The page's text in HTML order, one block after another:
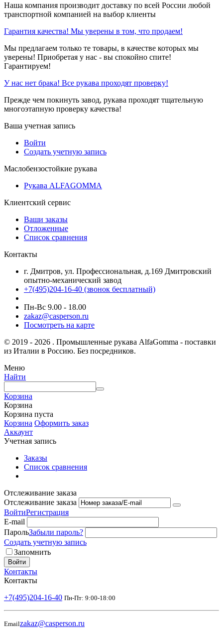
Наша компания производит доставку по всей России любой
транспортной компанией на выбор клиенты
Гарантия качества! Мы уверены в том, что продаем!
Мы предлагаем только те товары, в качестве которых мы
уверены! Приобретая у нас - вы спокойно спите!
Гарантируем!
У нас нет брака! Все рукава проходят проверку!
Прежде чем покинуть завод, рукава проходят тщательную
многоэтапную проверку качества!
Ваша учетная запись
Войти
Создать учетную запись
Маслобензостойкие рукава
Рукава ALFAGOMMA
Клиентский сервис
Ваши заказы
Отложенные
Список сравнения
Контакты
г. Дмитров, ул. Профессиональная, д.169 Дмитровский
опытно-механический завод
+7(495)204-16-40 (звонок бесплатный)
Пн-Вс 9.00 - 18.00
zakaz@casperson.ru
Посмотреть на карте
© 2019 - 2026 . Промышленные рукава AlfaGomma - поставки
из Италии в Россию. Без посредников.
Меню
Найти
Корзина
Корзина
Корзина пуста
Корзина Оформить заказ
Аккаунт
Учетная запись
Заказы
Список сравнения
Отслеживание заказа
Отслеживание заказа
ВойтиРегистрация
E-mail
ПарольЗабыли пароль?
Создать учетную запись
Запомнить
Войти
Контакты
Контакты
+7(495)204-16-40 Пн-Пт: 9:00-18:00
Emailzakaz@casperson.ru